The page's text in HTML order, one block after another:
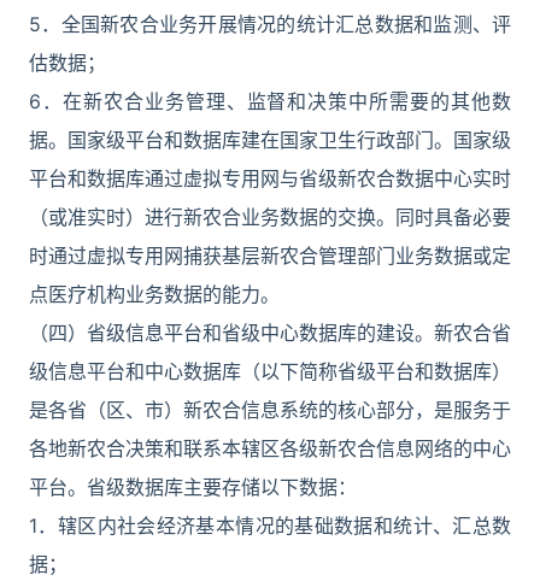
5．全国新农合业务开展情况的统计汇总数据和监测、评
估数据；
6．在新农合业务管理、监督和决策中所需要的其他数
据。国家级平台和数据库建在国家卫生行政部门。国家级
平台和数据库通过虚拟专用网与省级新农合数据中心实时
（或准实时）进行新农合业务数据的交换。同时具备必要
时通过虚拟专用网捕获基层新农合管理部门业务数据或定
点医疗机构业务数据的能力。
（四）省级信息平台和省级中心数据库的建设。新农合省
级信息平台和中心数据库（以下简称省级平台和数据库）
是各省（区、市）新农合信息系统的核心部分，是服务于
各地新农合决策和联系本辖区各级新农合信息网络的中心
平台。省级数据库主要存储以下数据：
1．辖区内社会经济基本情况的基础数据和统计、汇总数
据；